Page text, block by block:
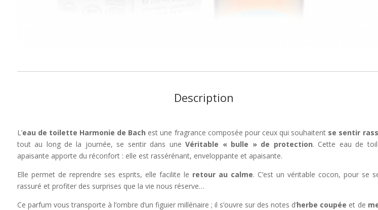
Description
L’eau de toilette Harmonie de Bach est une fragrance composée pour ceux qui souhaitent se sentir
tout au long de la journée, se sentir dans une Véritable « bulle » de protection. Cette eau de
apaisante apporte du réconfort : elle est rassérénant, enveloppante et apaisante.
Elle permet de reprendre ses esprits, elle facilite le retour au calme. C’est un véritable cocon, pour se
rassuré et profiter des surprises que la vie nous réserve…
Ce parfum vous transporte à l’ombre d’un figuier millénaire ; il s’ouvre sur des notes d’herbe coupée et de